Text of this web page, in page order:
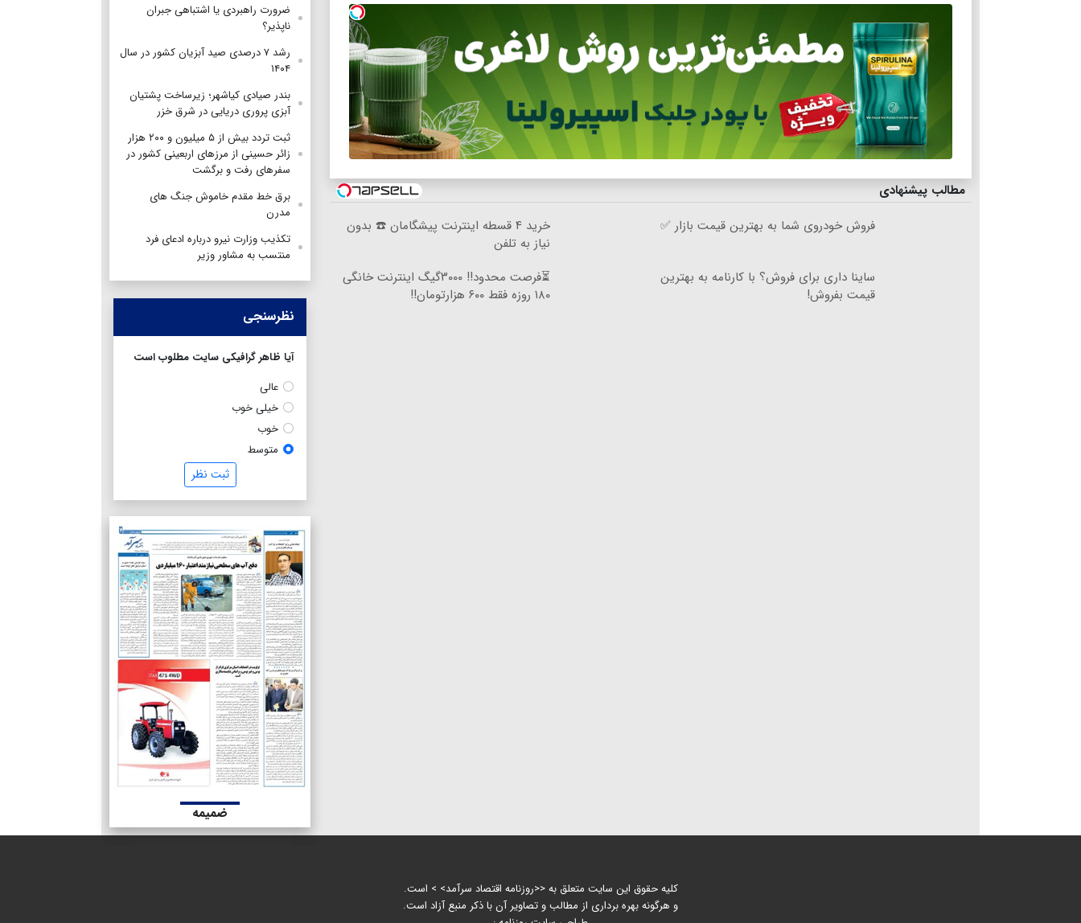
مطالب پیشنهادی
فروش خودروی شما به بهترین قیمت بازار ✅
خرید ۴ قسطه اینترنت پیشگامان ☎️ بدون
نیاز به تلفن
ساینا داری برای فروش؟ با کارنامه به بهترین
قیمت بفروش!
⏳فرصت محدود!! ۳۰۰۰گیگ اینترنت خانگی
۱۸۰ روزه فقط ۶۰۰ هزارتومان!!
ضرورت راهبردی یا اشتباهی جبران
ناپذیر؟
رشد ۷ درصدی صید آبزیان کشور در سال
۱۴۰۴
بندر صیادی کیاشهر؛ زیرساخت پشتیان
آبزی پروری دریایی در شرق خزر
ثبت تردد بیش از ۵ میلیون و ۲۰۰ هزار
زائر حسینی از مرزهای اربعینی کشور در
سفرهای رفت و برگشت
برق خط مقدم خاموش جنگ های
مدرن
تکذیب وزارت نیرو درباره ادعای فرد
منتسب به مشاور وزیر
نظرسنجی
آیا ظاهر گرافیکی سایت مطلوب است
عالی
خیلی خوب
خوب
متوسط
ثبت نظر
ضمیمه
کلیه حقوق این سایت متعلق به <<روزنامه اقتصاد سرآمد> > است.
و هرگونه بهره برداری از مطالب و تصاویر آن با ذکر منبع آزاد است.